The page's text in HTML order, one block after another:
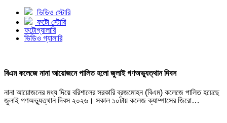
ভিডিও স্টোরি
ফটো স্টোরি
ফটোগ্যালারি
ভিডিও গ্যালারি
বিএম কলেজে নানা আয়োজনে পালিত হলো জুলাই গণঅভ্যুত্থান দিবস
নানা আয়োজনের মধ্য দিয়ে বরিশালের সরকারি ব্রজমোহন (বিএম) কলেজে পালিত হয়েছে
জুলাই গণঅভ্যুত্থান দিবস ২০২৬। সকাল ১০টায় কলেজ ক্যাম্পাসের জিরো…